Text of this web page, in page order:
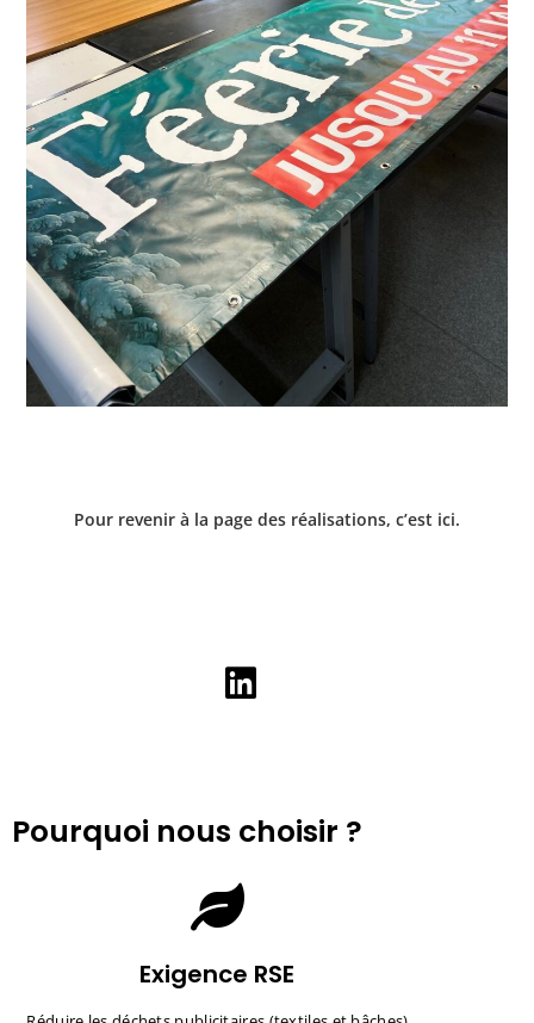
Pour revenir à la page des réalisations, c’est ici.
Pourquoi nous choisir ?
Exigence RSE